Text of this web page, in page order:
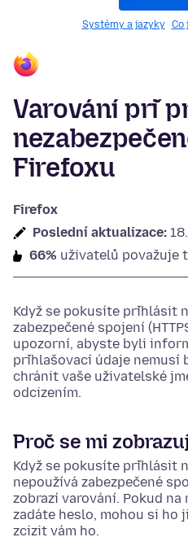
Systémy a jazyky Co
Varování při
Firefoxu
Firefox
Poslední aktualizace:
66% uživatelů považuje
Když se pokusíte přihlásit
zabezpečené spojení
upozorní, abyste byli
přihlašovací údaje nemusí
chránit vaše uživatelské
odcizením.
Proč se mi
Když se pokusíte přihlásit
nepoužívá zabezpečené
zobrazí varování. Pokud na
zadáte heslo, mohou si ho
zcizit vám ho.